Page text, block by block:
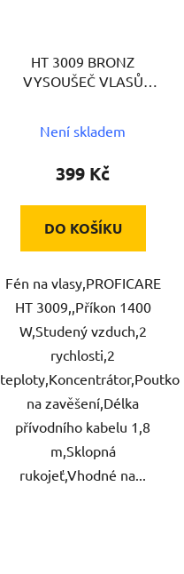
HT 3009 BRONZ
VYSOUŠEČ VLASŮ
Není skladem
399 Kč
DO KOŠÍKU
Fén na vlasy,PROFICARE
HT 3009,,Příkon 1400
W,Studený vzduch,2
rychlosti,2
teploty,Koncentrátor,Poutko
na zavěšení,Délka
přívodního kabelu 1,8
m,Sklopná
rukojeť,Vhodné na...